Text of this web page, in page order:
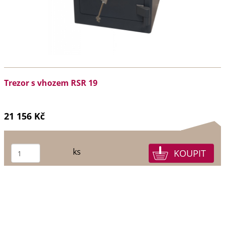
Trezor s vhozem RSR 19
21 156 Kč
ks